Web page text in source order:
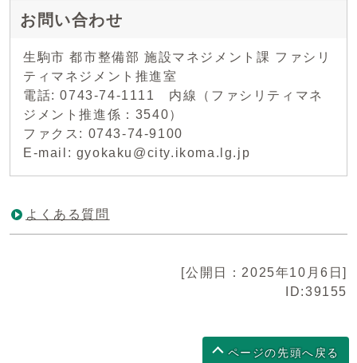
お問い合わせ
生駒市 都市整備部 施設マネジメント課 ファシリ
ティマネジメント推進室
電話: 0743-74-1111 内線（ファシリティマネ
ジメント推進係：3540）
ファクス: 0743-74-9100
E-mail: gyokaku@city.ikoma.lg.jp
よくある質問
[公開日：2025年10月6日]
ID:39155
ページの先頭へ戻る